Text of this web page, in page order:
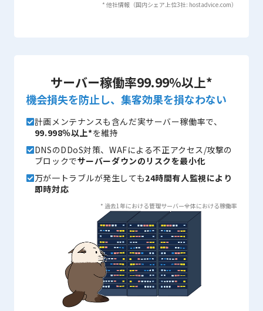
* 他社情報（国内シェア上位3社: hostadvice.com）
サーバー稼働率99.99％以上*
機会損失を防止し、集客効果を損なわない
計画メンテナンスも含んだ実サーバー稼働率で、
99.998％以上*を維持
DNSのDDoS対策、WAFによる不正アクセス/攻撃の
ブロックでサーバーダウンのリスクを最小化
万が一トラブルが発生しても24時間有人監視により
即時対応
* 過去1年における管理サーバー全体における稼働率